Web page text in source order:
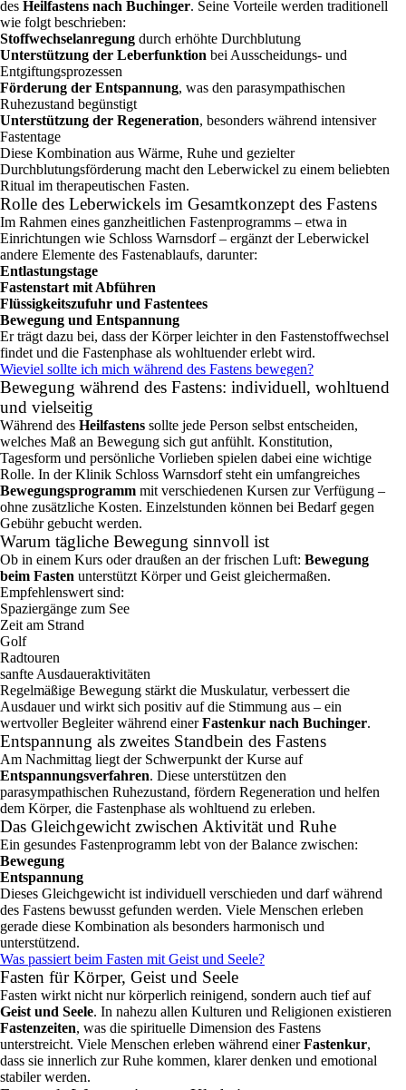
des Heilfastens nach Buchinger. Seine Vorteile werden traditionell
wie folgt beschrieben:
Stoffwechselanregung durch erhöhte Durchblutung
Unterstützung der Leberfunktion bei Ausscheidungs‑ und
Entgiftungsprozessen
Förderung der Entspannung, was den parasympathischen
Ruhezustand begünstigt
Unterstützung der Regeneration, besonders während intensiver
Fastentage
Diese Kombination aus Wärme, Ruhe und gezielter
Durchblutungsförderung macht den Leberwickel zu einem beliebten
Ritual im therapeutischen Fasten.
Rolle des Leberwickels im Gesamtkonzept des Fastens
Im Rahmen eines ganzheitlichen Fastenprogramms – etwa in
Einrichtungen wie Schloss Warnsdorf – ergänzt der Leberwickel
andere Elemente des Fastenablaufs, darunter:
Entlastungstage
Fastenstart mit Abführen
Flüssigkeitszufuhr und Fastentees
Bewegung und Entspannung
Er trägt dazu bei, dass der Körper leichter in den Fastenstoffwechsel
findet und die Fastenphase als wohltuender erlebt wird.
Wieviel sollte ich mich während des Fastens bewegen?
Bewegung während des Fastens: individuell, wohltuend
und vielseitig
Während des Heilfastens sollte jede Person selbst entscheiden,
welches Maß an Bewegung sich gut anfühlt. Konstitution,
Tagesform und persönliche Vorlieben spielen dabei eine wichtige
Rolle. In der Klinik Schloss Warnsdorf steht ein umfangreiches
Bewegungsprogramm mit verschiedenen Kursen zur Verfügung –
ohne zusätzliche Kosten. Einzelstunden können bei Bedarf gegen
Gebühr gebucht werden.
Warum tägliche Bewegung sinnvoll ist
Ob in einem Kurs oder draußen an der frischen Luft: Bewegung
beim Fasten unterstützt Körper und Geist gleichermaßen.
Empfehlenswert sind:
Spaziergänge zum See
Zeit am Strand
Golf
Radtouren
sanfte Ausdaueraktivitäten
Regelmäßige Bewegung stärkt die Muskulatur, verbessert die
Ausdauer und wirkt sich positiv auf die Stimmung aus – ein
wertvoller Begleiter während einerFastenkur nach Buchinger.
Entspannung als zweites Standbein des Fastens
Am Nachmittag liegt der Schwerpunkt der Kurse auf
Entspannungsverfahren. Diese unterstützen den
parasympathischen Ruhezustand, fördern Regeneration und helfen
dem Körper, die Fastenphase als wohltuend zu erleben.
Das Gleichgewicht zwischen Aktivität und Ruhe
Ein gesundes Fastenprogramm lebt von der Balance zwischen:
Bewegung
Entspannung
Dieses Gleichgewicht ist individuell verschieden und darf während
des Fastens bewusst gefunden werden. Viele Menschen erleben
gerade diese Kombination als besonders harmonisch und
unterstützend.
Was passiert beim Fasten mit Geist und Seele?
Fasten für Körper, Geist und Seele
Fasten wirkt nicht nur körperlich reinigend, sondern auch tief auf
Geist und Seele. In nahezu allen Kulturen und Religionen existieren
Fastenzeiten, was die spirituelle Dimension des Fastens
unterstreicht. Viele Menschen erleben während einerFastenkur,
dass sie innerlich zur Ruhe kommen, klarer denken und emotional
stabiler werden.